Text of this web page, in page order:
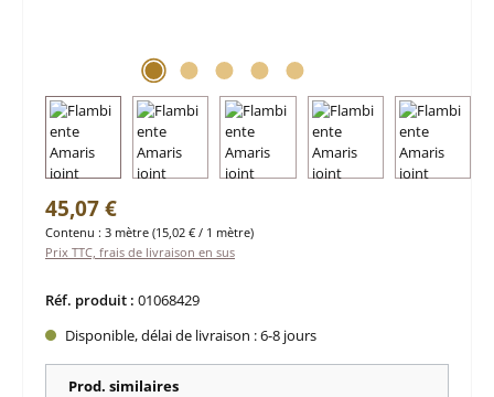
Prix régulier :
45,07 €
Contenu : 3 mètre (15,02 € / 1 mètre)
Prix TTC, frais de livraison en sus
Réf. produit : 01068429
Disponible, délai de livraison : 6-8 jours
Prod. similaires